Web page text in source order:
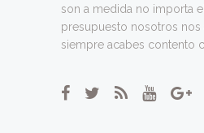
son a medida no importa
presupuesto nosotros nos
siempre acabes contento